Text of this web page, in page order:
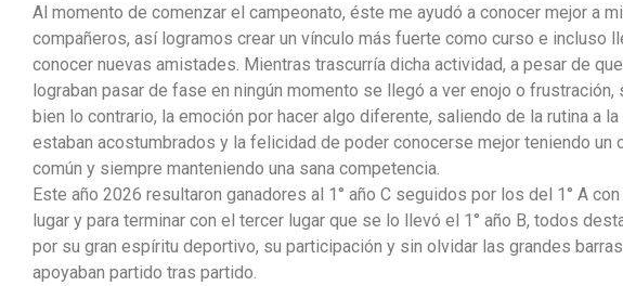
Al momento de comenzar el campeonato, éste me ayudó a conocer mejor a
compañeros, así logramos crear un vínculo más fuerte como curso e incluso
conocer nuevas amistades. Mientras trascurría dicha actividad, a pesar de
lograban pasar de fase en ningún momento se llegó a ver enojo o frustración,
bien lo contrario, la emoción por hacer algo diferente, saliendo de la rutina a la
estaban acostumbrados y la felicidad de poder conocerse mejor teniendo un
común y siempre manteniendo una sana competencia.
Este año 2026 resultaron ganadores al 1° año C seguidos por los del 1° A
lugar y para terminar con el tercer lugar que se lo llevó el 1° año B, todos
por su gran espíritu deportivo, su participación y sin olvidar las grandes
apoyaban partido tras partido.